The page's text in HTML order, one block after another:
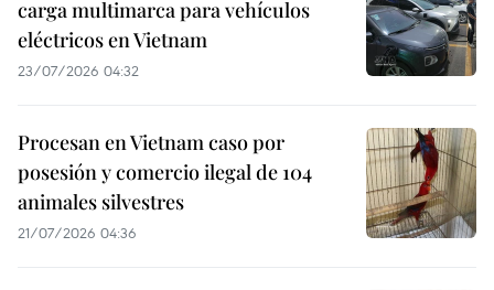
carga multimarca para vehículos
eléctricos en Vietnam
23/07/2026 04:32
Procesan en Vietnam caso por
posesión y comercio ilegal de 104
animales silvestres
21/07/2026 04:36